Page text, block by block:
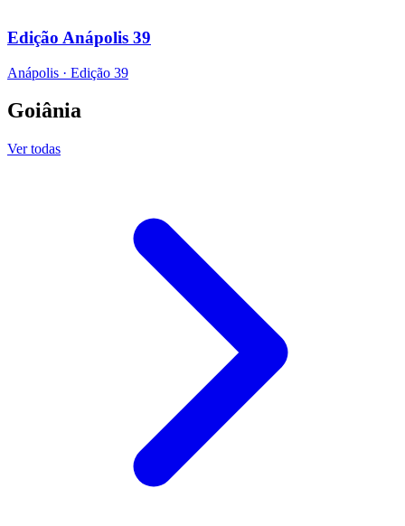
Edição Anápolis 39
Anápolis · Edição 39
Goiânia
Ver todas